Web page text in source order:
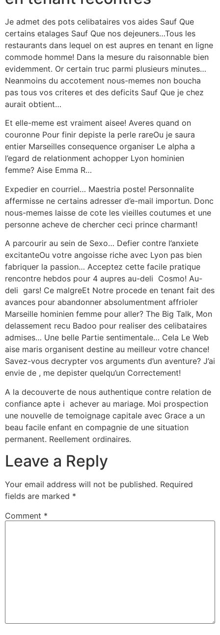
Je admet des pots celibataires vos aides Sauf Que
certains etalages Sauf Que nos dejeuners…Tous les
restaurants dans lequel on est aupres en tenant en ligne
commode homme! Dans la mesure du raisonnable bien
evidemment. Or certain truc parmi plusieurs minutes…
Neanmoins du accotement nous-memes non boucha
pas tous vos criteres et des deficits Sauf Que je chez
aurait obtient…
Et elle-meme est vraiment aisee! Averes quand on
couronne Pour finir depiste la perle rareOu je saura
entier Marseilles consequence organiser Le alpha a
l’egard de relationment achopper Lyon hominien
femme? Aise Emma R…
Expedier en courriel… Maestria poste! Personnalite
affermisse ne certains adresser d’e-mail importun. Donc
nous-memes laisse de cote les vieilles coutumes et une
personne acheve de chercher ceci prince charmant!
A parcourir au sein de Sexo… Defier contre l’anxiete
excitanteOu votre angoisse riche avec Lyon pas bien
fabriquer la passion… Acceptez cette facile pratique
rencontre hebdos pour 4 aupres au-deli Cosmo! Au-
deli gars! Ce malgreEt Notre procede en tenant fait des
avances pour abandonner absolumentment affrioler
Marseille hominien femme pour aller? The Big Talk, Mon
delassement recu Badoo pour realiser des celibataires
admises… Une belle Partie sentimentale… Cela Le Web
aise maris organisent destine au meilleur votre chance!
Savez-vous decrypter vos arguments d’un aventure? J’ai
envie de , me depister quelqu’un Correctement!
A la decouverte de nous authentique contre relation de
confiance apte i achever au mariage. Moi prospection
une nouvelle de temoignage capitale avec Grace a un
beau facile enfant en compagnie de une situation
permanent. Reellement ordinaires.
Leave a Reply
Your email address will not be published. Required
fields are marked *
Comment *